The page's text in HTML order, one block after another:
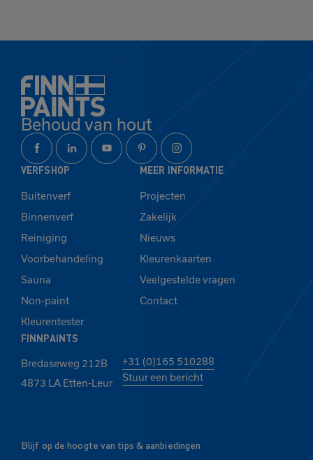
Behoud van hout
VERFSHOP
Buitenverf
Binnenverf
Reiniging
Voorbehandeling
Sauna
Non-paint
Kleurentester
MEER INFORMATIE
Projecten
Zakelijk
Nieuws
Kleurenkaarten
Veelgestelde vragen
Contact
FINNPAINTS
Bredaseweg 212B
4873 LA Etten-Leur
+31 (0)165 510288
Stuur een bericht
Blijf op de hoogte van tips & aanbiedingen